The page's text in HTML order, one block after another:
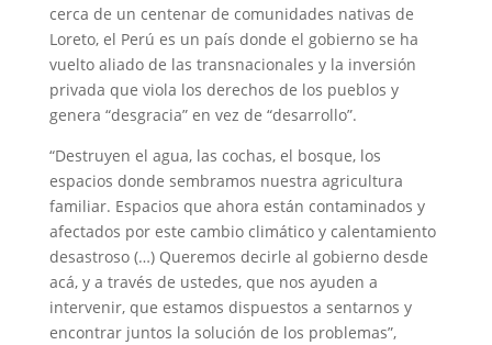
cerca de un centenar de comunidades nativas de
Loreto, el Perú es un país donde el gobierno se ha
vuelto aliado de las transnacionales y la inversión
privada que viola los derechos de los pueblos y
genera “desgracia” en vez de “desarrollo”.
“Destruyen el agua, las cochas, el bosque, los
espacios donde sembramos nuestra agricultura
familiar. Espacios que ahora están contaminados y
afectados por este cambio climático y calentamiento
desastroso (…) Queremos decirle al gobierno desde
acá, y a través de ustedes, que nos ayuden a
intervenir, que estamos dispuestos a sentarnos y
encontrar juntos la solución de los problemas”,